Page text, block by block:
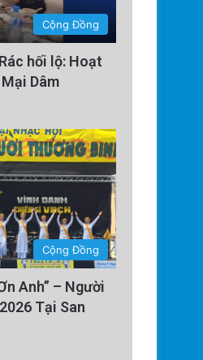
Chính Trị
1 week ago
cho sinh viên
mới cho Silicon
Cộng Đồng
hối lộ: Hoạt
Dâm
Cộng Đồng
Anh” – Người
Tại San